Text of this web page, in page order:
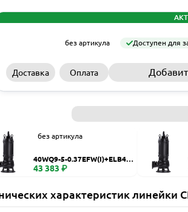
без артикула Доступен для
Доставка Оплата
без артикула
40WQ9-5-0.37EFW(I)+ELB40
WQ
43 383 ₽
характеристик линейки